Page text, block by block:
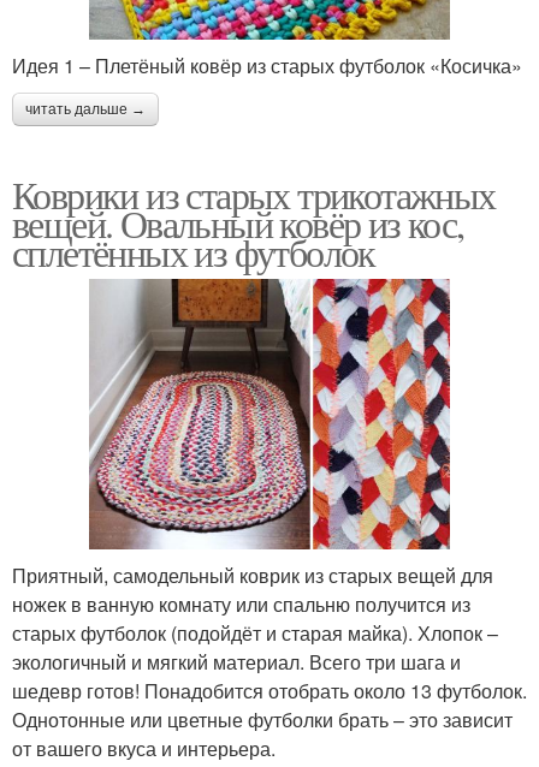
Идея 1 – Плетёный ковёр из старых футболок «Косичка»
читать дальше →
Коврики из старых трикотажных
вещей. Овальный ковёр из кос,
сплетённых из футболок
Приятный, самодельный коврик из старых вещей для
ножек в ванную комнату или спальню получится из
старых футболок (подойдёт и старая майка). Хлопок –
экологичный и мягкий материал. Всего три шага и
шедевр готов! Понадобится отобрать около 13 футболок.
Однотонные или цветные футболки брать – это зависит
от вашего вкуса и интерьера.